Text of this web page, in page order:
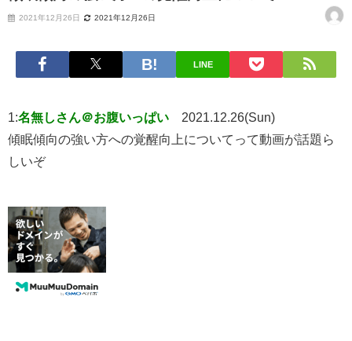
2021年12月26日 2021年12月26日
LINE
1:名無しさん＠お腹いっぱい
2021.12.26(Sun)
傾眠傾向の強い方への覚醒向上についてって動画が話題ら
しいぞ